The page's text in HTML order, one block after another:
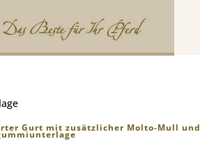
Gurt mit zusätzlicher Molto-Mull und